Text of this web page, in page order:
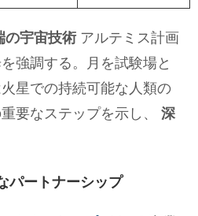
の宇宙技術 アルテミス計画
強調する。月を試験場と
星での持続可能な人類の
要なステップを示し、 深
パートナーシップ